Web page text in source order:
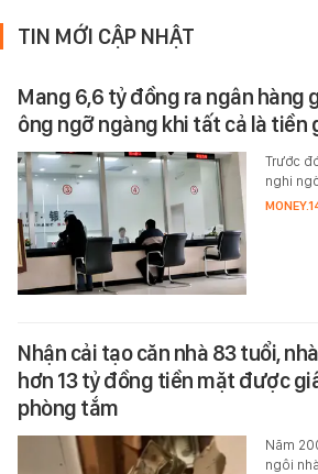
TIN MỚI CẬP NHẬT
Mang 6,6 tỷ đồng ra ngân hàng
ông ngỡ ngàng khi tất cả là tiền
Trước
nghi
Nhận cải tạo căn nhà 83 tuổi,
hơn 13 tỷ đồng tiền mặt được
phòng tắm
Năm
ngôi